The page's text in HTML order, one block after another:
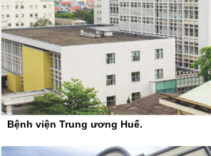
Bệnh viện Trung ương Huế.